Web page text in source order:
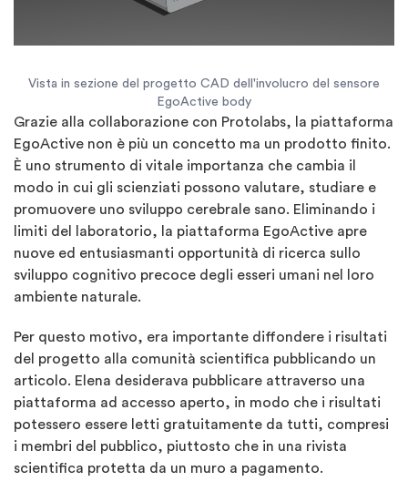
Vista in sezione del progetto CAD dell'involucro del sensore
EgoActive body
Grazie alla collaborazione con Protolabs, la piattaforma
EgoActive non è più un concetto ma un prodotto finito.
È uno strumento di vitale importanza che cambia il
modo in cui gli scienziati possono valutare, studiare e
promuovere uno sviluppo cerebrale sano. Eliminando i
limiti del laboratorio, la piattaforma EgoActive apre
nuove ed entusiasmanti opportunità di ricerca sullo
sviluppo cognitivo precoce degli esseri umani nel loro
ambiente naturale.
Per questo motivo, era importante diffondere i risultati
del progetto alla comunità scientifica pubblicando un
articolo. Elena desiderava pubblicare attraverso una
piattaforma ad accesso aperto, in modo che i risultati
potessero essere letti gratuitamente da tutti, compresi
i membri del pubblico, piuttosto che in una rivista
scientifica protetta da un muro a pagamento.